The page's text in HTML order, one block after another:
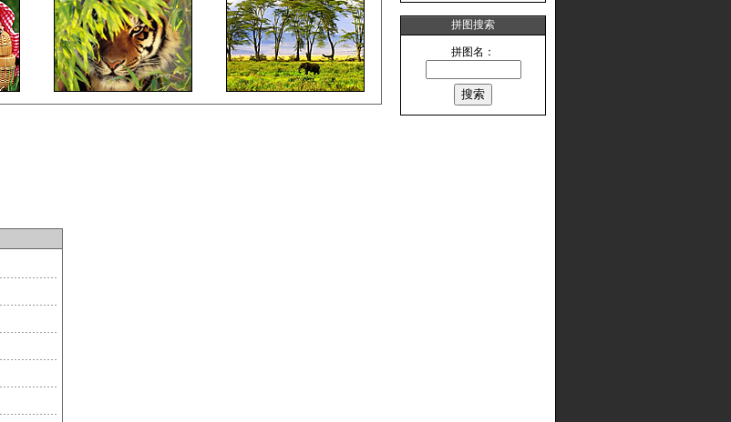
拼图搜索
拼图名：